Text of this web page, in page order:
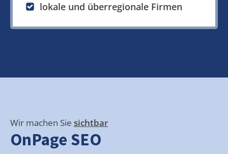
lokale und überregionale Firmen
Wir machen Sie sichtbar
OnPage SEO